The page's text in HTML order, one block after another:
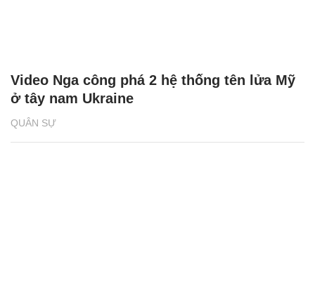
QUÂN SỰ
Video Nga công phá 2 hệ thống tên lửa Mỹ
ở tây nam Ukraine